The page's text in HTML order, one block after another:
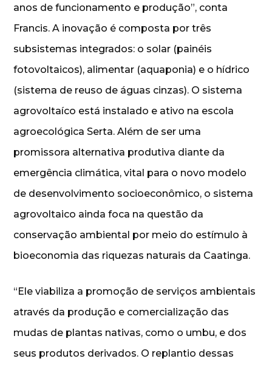
anos de funcionamento e produção”, conta
Francis. A inovação é composta por três
subsistemas integrados: o solar (painéis
fotovoltaicos), alimentar (aquaponia) e o hídrico
(sistema de reuso de águas cinzas). O sistema
agrovoltaíco está instalado e ativo na escola
agroecológica Serta. Além de ser uma
promissora alternativa produtiva diante da
emergência climática, vital para o novo modelo
de desenvolvimento socioeconômico, o sistema
agrovoltaico ainda foca na questão da
conservação ambiental por meio do estímulo à
bioeconomia das riquezas naturais da Caatinga.
“Ele viabiliza a promoção de serviços ambientais
através da produção e comercialização das
mudas de plantas nativas, como o umbu, e dos
seus produtos derivados. O replantio dessas